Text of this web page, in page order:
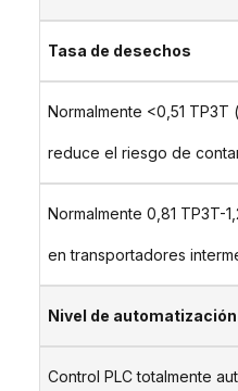
Tasa de desechos
Normalmente <0,51
reduce el riesgo de
Normalmente 0,81 TP3T-
en transportadores
Nivel de automatización
Control PLC totalmente